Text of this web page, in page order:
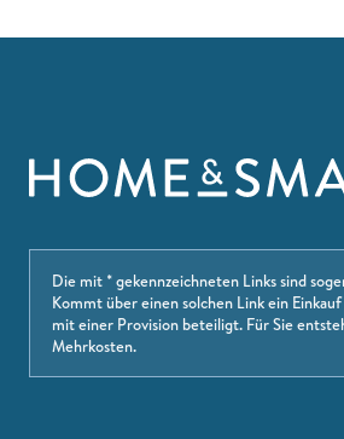
Die mit * gekennzeichneten Links sind
Kommt über einen solchen Link ein
mit einer Provision beteiligt. Für Sie
Mehrkosten.